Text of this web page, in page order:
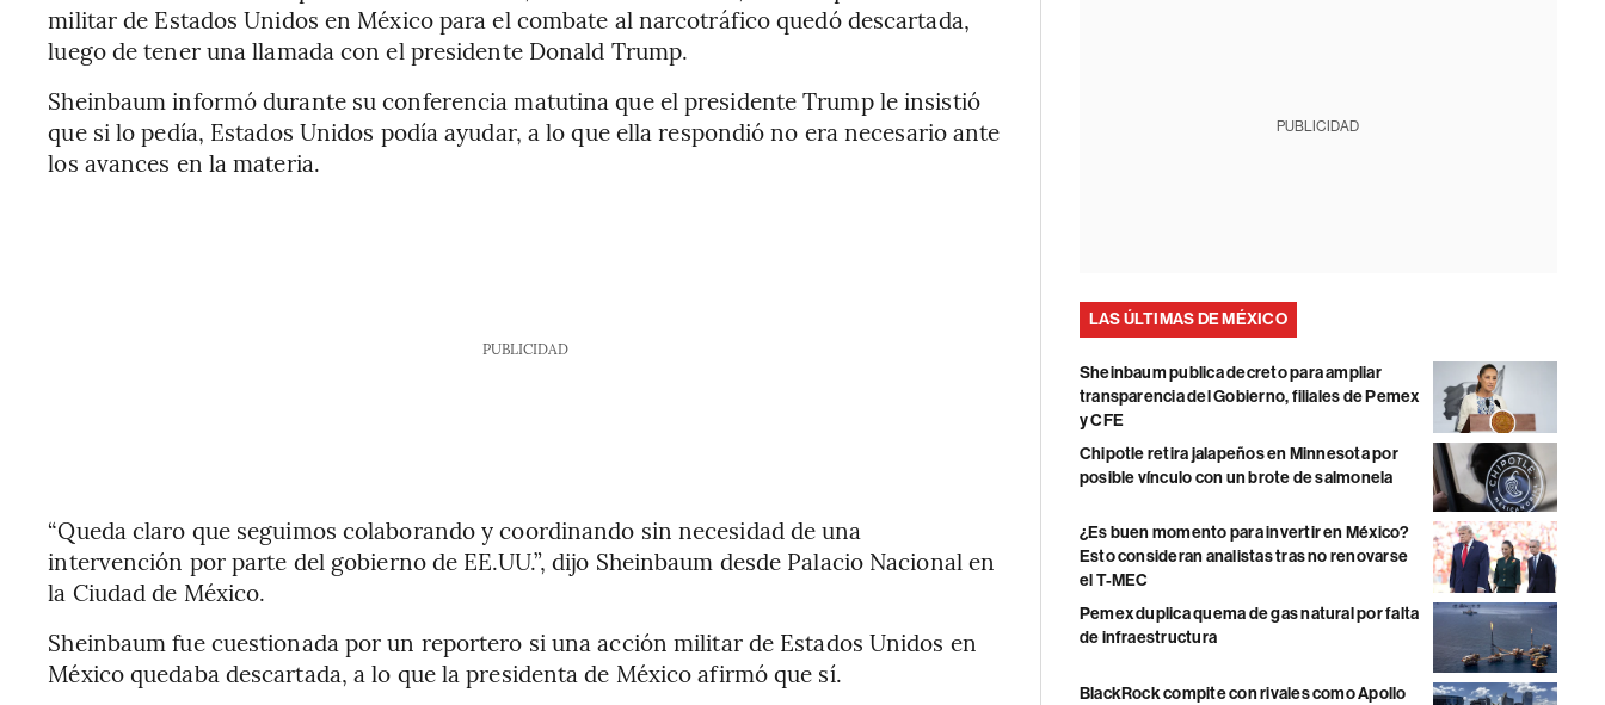
militar de Estados Unidos en México para el combate al narcotráfico quedó descartada,
luego de tener una llamada con el presidente Donald Trump.
Sheinbaum informó durante su conferencia matutina que el presidente Trump le insistió
que si lo pedía, Estados Unidos podía ayudar, a lo que ella respondió no era necesario ante
los avances en la materia.
PUBLICIDAD
“Queda claro que seguimos colaborando y coordinando sin necesidad de una
intervención por parte del gobierno de EE.UU.”, dijo Sheinbaum desde Palacio Nacional en
la Ciudad de México.
Sheinbaum fue cuestionada por un reportero si una acción militar de Estados Unidos en
México quedaba descartada, a lo que la presidenta de México afirmó que sí.
PUBLICIDAD
LAS ÚLTIMAS DE MÉXICO
Sheinbaum publica decreto para ampliar
transparencia del Gobierno, filiales de Pemex
y CFE
Chipotle retira jalapeños en Minnesota por
posible vínculo con un brote de salmonela
¿Es buen momento para invertir en México?
Esto consideran analistas tras no renovarse
el T-MEC
Pemex duplica quema de gas natural por falta
de infraestructura
BlackRock compite con rivales como Apollo